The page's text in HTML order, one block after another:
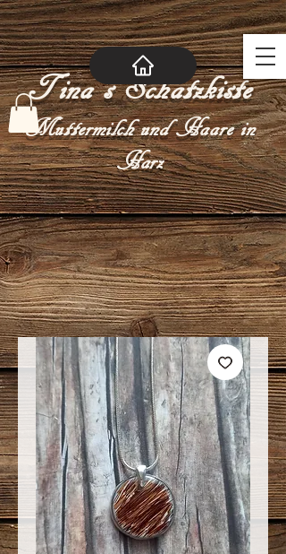
Tina´s Schatzkiste
Muttermilch und Haare in
Harz